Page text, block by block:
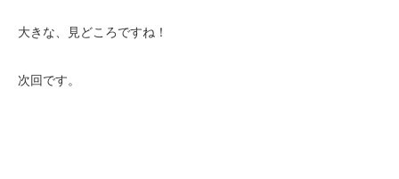
大きな、見どころですね！
次回です。